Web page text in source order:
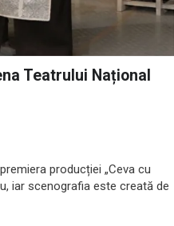
Teatrului Național
producției „Ceva cu
iar scenografia este creată de